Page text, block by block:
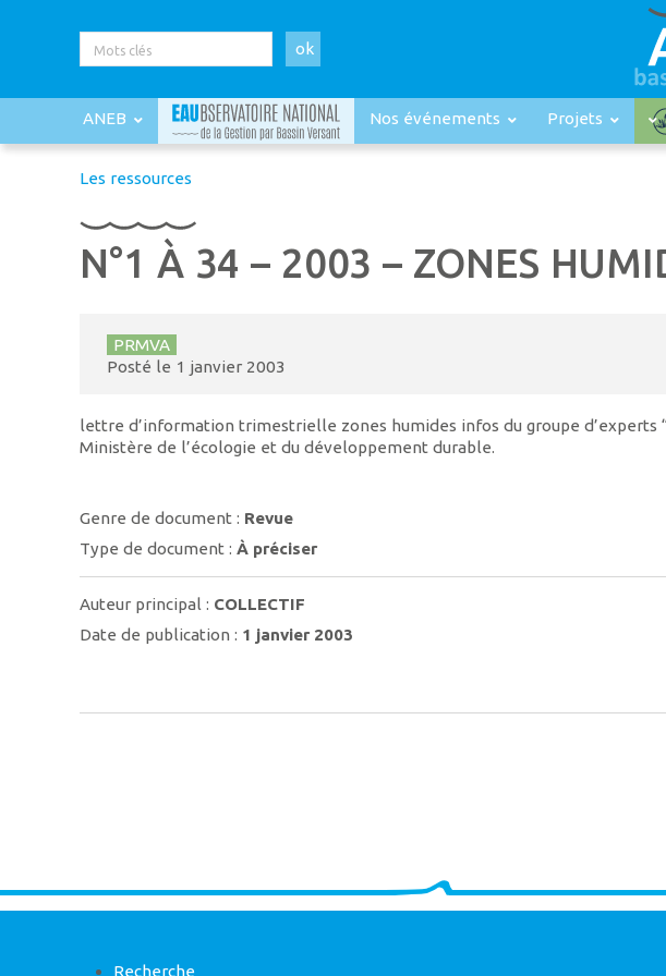
ok
ANEB Nos événements Projets
Les ressources
N°1 À 34 – 2003 – ZONES
PRMVA
Posté le 1 janvier 2003
lettre d’information trimestrielle zones humides infos du groupe d’experts
Ministère de l’écologie et du développement durable.
Genre de document : Revue
Type de document :À préciser
Auteur principal : COLLECTIF
Date de publication : 1 janvier 2003
Recherche